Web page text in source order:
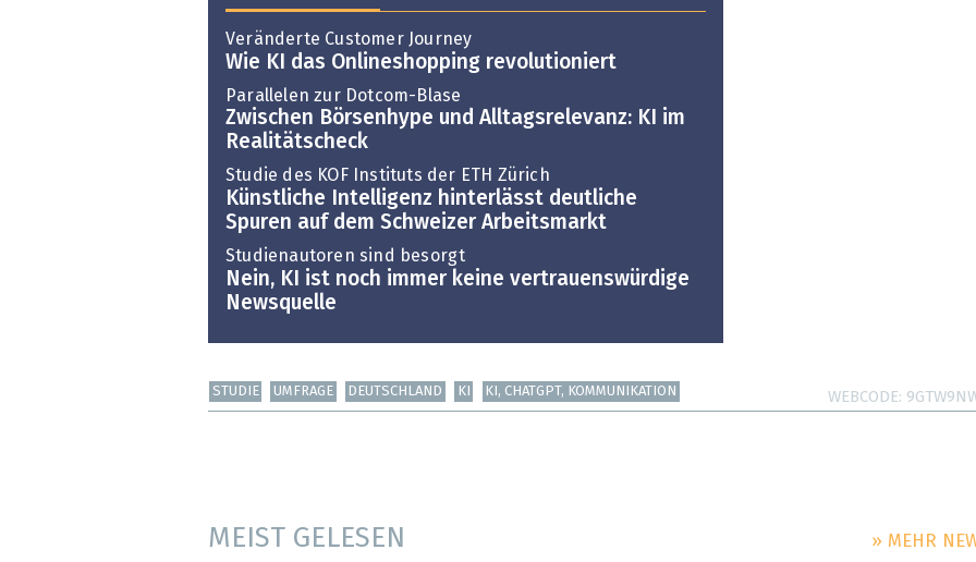
Veränderte Customer Journey
Wie KI das Onlineshopping revolutioniert
Parallelen zur Dotcom-Blase
Zwischen Börsenhype und Alltags­relevanz: KI im
Realitätscheck
Studie des KOF Instituts der ETH Zürich
Künstliche Intelligenz hinterlässt deutliche
Spuren auf dem Schweizer Arbeitsmarkt
Studienautoren sind besorgt
Nein, KI ist noch immer keine vertrauenswürdige
Newsquelle
STUDIE UMFRAGE DEUTSCHLAND KI KI, CHATGPT, KOMMUNIKATION WEBCODE
MEIST GELESEN » MEHR